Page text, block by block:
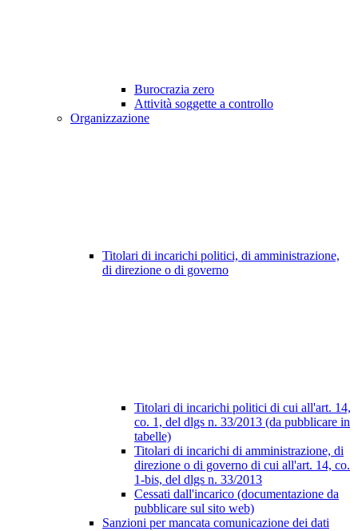
Burocrazia zero
Attività soggette a controllo
Organizzazione
Titolari di incarichi politici, di amministrazione,
di direzione o di governo
Titolari di incarichi politici di cui all'art. 14,
co. 1, del dlgs n. 33/2013 (da pubblicare in
tabelle)
Titolari di incarichi di amministrazione, di
direzione o di governo di cui all'art. 14, co.
1-bis, del dlgs n. 33/2013
Cessati dall'incarico (documentazione da
pubblicare sul sito web)
Sanzioni per mancata comunicazione dei dati